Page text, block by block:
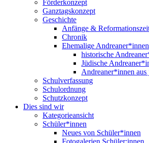
Förderkonzept
Ganztagskonzept
Geschichte
Anfänge &
Chronik
Ehemalige Andreaner*innen
historische
Jüdische
Andreaner*innen aus
Schulverfassung
Schulordnung
Schutzkonzept
Dies sind wir
Kategorieansicht
Schüler*innen
Neues von Schüler*innen